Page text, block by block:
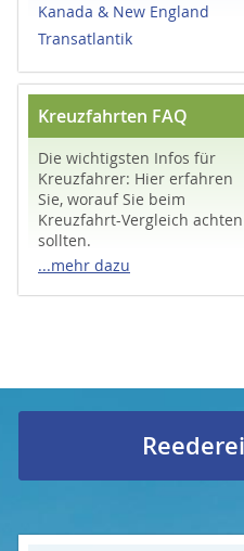
Kanada & New England
Transatlantik
Kreuzfahrten FAQ
Die wichtigsten Infos für
Kreuzfahrer: Hier erfahren
Sie, worauf Sie beim
Kreuzfahrt-Vergleich achten
sollten.
...mehr dazu